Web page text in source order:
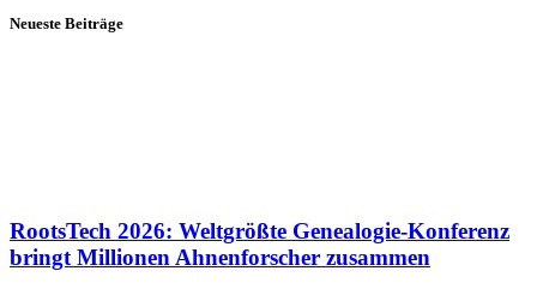
Neueste Beiträge
RootsTech 2026: Weltgrößte Genealogie-Konferenz
bringt Millionen Ahnenforscher zusammen